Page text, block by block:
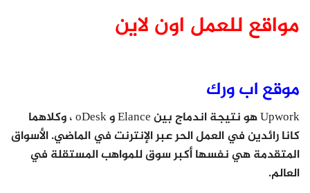
مواقع للعمل اون لاين
موقع اب ورك
Upwork هو نتيجة اندماج بين Elance و oDesk ، وكلاهما
كانا رائدين في العمل الحر عبر الإنترنت في الماضي. الأسواق
المتقدمة هي نفسها أكبر سوق للمواهب المستقلة في
العالم.